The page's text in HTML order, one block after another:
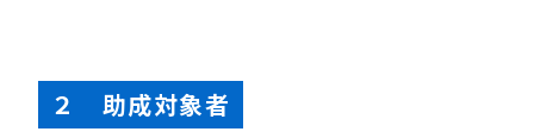
２ 助成対象者